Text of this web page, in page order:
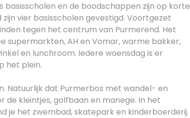
basisscholen en de boodschappen zijn op korte
vier basisscholen gevestigd. Voortgezet
tegen het centrum van Purmerend. Het
supermarkten, AH en Vomar, warme bakker,
en lunchroom. Iedere woensdag is er
het plein.
Natuurlijk dat Purmerbos met wandel- en
kleintjes, golfbaan en manege. In het
je het zwembad, skatepark en kinderboerderij.